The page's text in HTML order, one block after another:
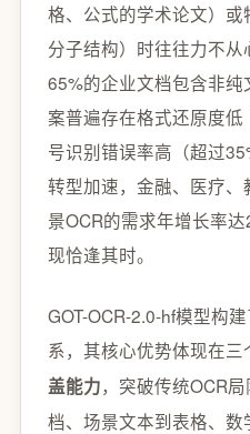
格、公式的学术论文）或
分子结构）时往往力不
65%的企业文档包含非
案普遍存在格式还原度
号识别错误率高（超过
转型加速，金融、医疗
景OCR的需求年增长率
现恰逢其时。
GOT-OCR-2.0-hf模型构
系，其核心优势体现在三
盖能力，突破传统OCR
档、场景文本到表格、